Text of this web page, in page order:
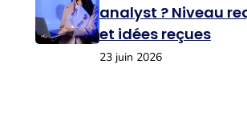
analyst ? Niveau
et idées reçues
23 juin 2026